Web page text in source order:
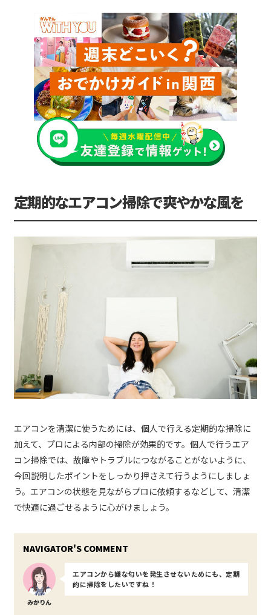
定期的なエアコン掃除で爽やかな風を
エアコンを清潔に使うためには、個人で行える定期的な掃除に
加えて、プロによる内部の掃除が効果的です。個人で行うエア
コン掃除では、故障やトラブルにつながることがないように、
今回説明したポイントをしっかり押さえて行うようにしましょ
う。エアコンの状態を見ながらプロに依頼するなどして、清潔
で快適に過ごせるように心がけましょう。
みかりん
エアコンから嫌な匂いを発生させないためにも、定期
的に掃除をしたいですね！